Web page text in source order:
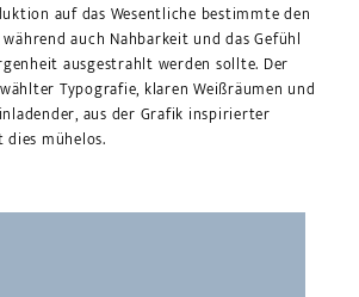
auf das Wesentliche bestimmte den
auch Nahbarkeit und das Gefühl
ausgestrahlt werden sollte. Der
Typografie, klaren Weißräumen und
aus der Grafik inspirierter
mühelos.